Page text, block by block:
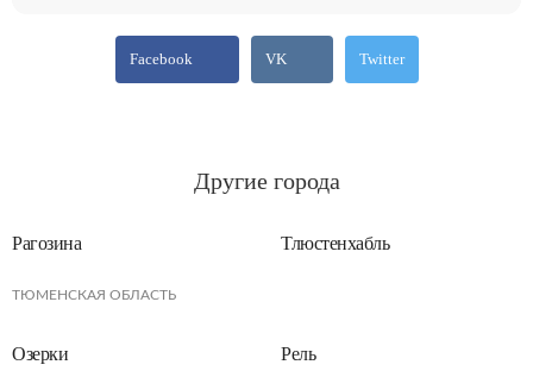
Facebook VK Twitter
Другие города
Рагозина
ТЮМЕНСКАЯ ОБЛАСТЬ
Тлюстенхабль
Озерки Рель